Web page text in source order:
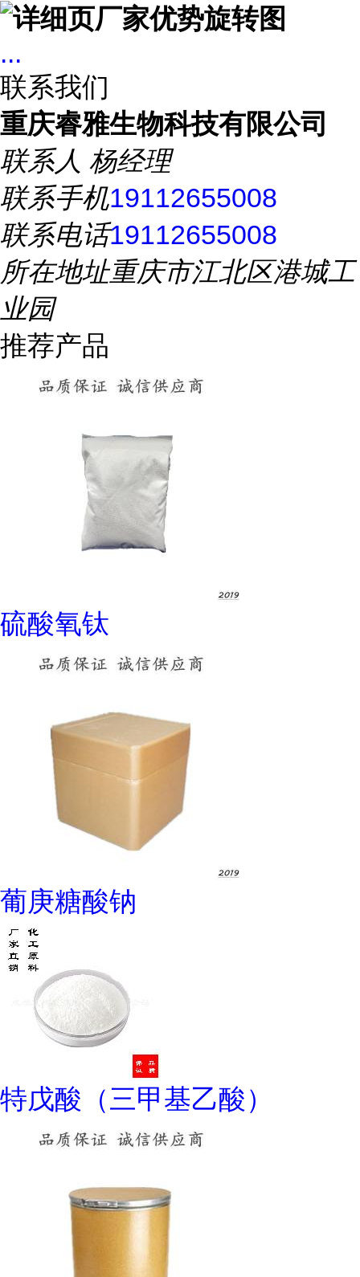
...
联系我们
重庆睿雅生物科技有限公司
联系人 杨经理
联系手机19112655008
联系电话19112655008
所在地址重庆市江北区港城工
业园
推荐产品
硫酸氧钛
葡庚糖酸钠
特戊酸（三甲基乙酸）